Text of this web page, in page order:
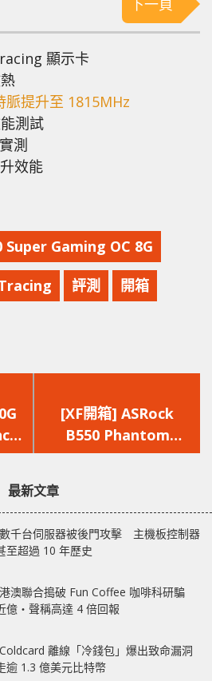
下一頁
顯示卡
提升至 1815MHz
測試
測
效能
Super Gaming OC 8G
評測 開箱
一
篇
文
[XF開箱] ASRock
B550 Phantom
Gaming-ITX/AX – 可
內建WiFi 6 + 2.5G
最新文章
千台伺服器被後門攻擊 主機板控制器
至超過 10 年歷史
澳聯合搗破 Fun Coffee 咖啡科研騙
‧聲稱高達 4 倍回報
離線「冷錢包」爆出致命漏洞
逾 1.3 億美元比特幣